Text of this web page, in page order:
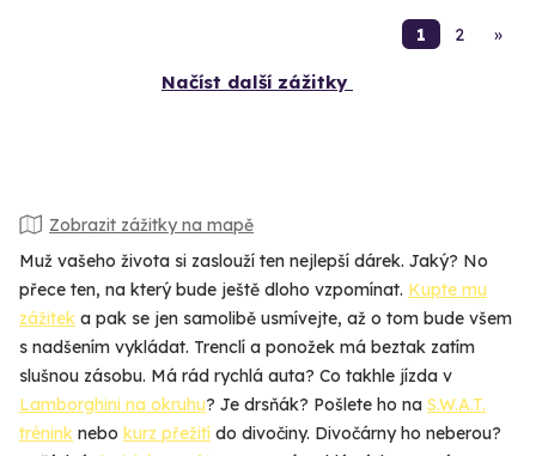
1 2 »
Načíst další zážitky
Zobrazit zážitky na mapě
Muž vašeho života si zaslouží ten nejlepší dárek. Jaký? No
přece ten, na který bude ještě dloho vzpomínat. Kupte mu
zážitek a pak se jen samolibě usmívejte, až o tom bude všem
s nadšením vykládat. Trenclí a ponožek má beztak zatím
slušnou zásobu. Má rád rychlá auta? Co takhle jízda v
Lamborghini na okruhu? Je drsňák? Pošlete ho na S.W.A.T.
trénink nebo kurz přežití do divočiny. Divočárny ho neberou?